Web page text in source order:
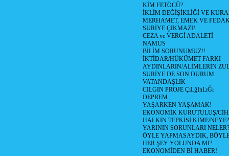
KİM FETÖCÜ?
İKLİM DEĞİŞİKLİĞİ VE
MERHAMET, EMEK VE
SURİYE ÇIKMAZI!
CEZA ve VERGİ ADALETİ
NAMUS
BİLİM SORUNUMUZ!!
İKTİDAR/HÜKÜMET FARKI
AYDINLARIN/ALİMLERİN
SURİYE DE SON DURUM
VATANDAŞLIK
CILGIN PROJE ÇıLğInLıĞı
DEPREM
YAŞARKEN YAŞAMAK!
EKONOMİK KURUTULUŞ/
HALKIN TEPKİSİ KİME/NEYE?
YARININ SORUNLARI NELER?
ÖYLE YAPMASAYDIK,
HER ŞEY YOLUNDA MI?
EKONOMİDEN Bİ HABER!